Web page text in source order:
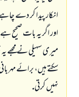
انكار پيدا كر دے
اور اگر يہ بات صحيح
ميرى سہيلى نے مجھے يہ
سكتے ہيں، برائے
نہيں كرتى.